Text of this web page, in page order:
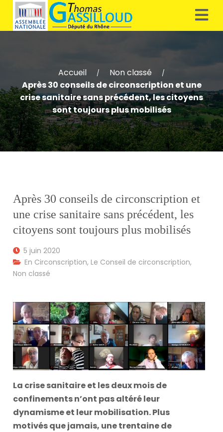
Accueil / Non classé /
Après 30 conseils de circonscription et une
crise sanitaire sans précédent, les citoyens
sont toujours plus mobilisés
Après 30 conseils de circonscription et
une crise sanitaire sans précédent, les
citoyens sont toujours plus mobilisés
5 juin 2020
En Circonscription,Le Conseil de circonscription,
Non classé
La crise sanitaire et les deux mois de
confinements n’ont pas altéré leur
dynamisme et leur mobilisation. Plus
motivés que jamais, une trentaine de